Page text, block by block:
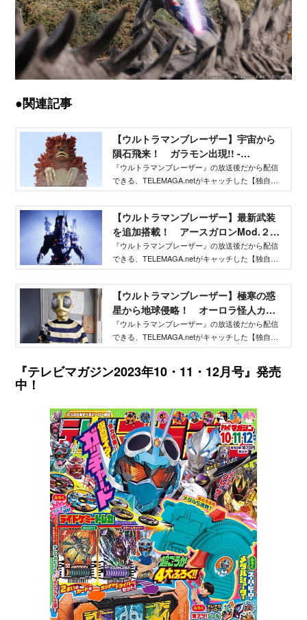
●関連記事
【ウルトラマンブレーザー】宇宙から
隕石飛来！ ガラモン出現!! -
TELEMAGA.net｜講談社
『ウルトラマンブレーザー』の放送後だから配信
できる、TELEMAGA.netがキャッチした【独自】
情報が満載です！
【ウルトラマンブレーザー】最新武装
を追加搭載！ アースガロンMod.２登
場!! - TELEMAGA.net｜講談社
『ウルトラマンブレーザー』の放送後だから配信
できる、TELEMAGA.netがキャッチした【独自】
情報が満載です！
【ウルトラマンブレーザー】極寒の惑
星から地球侵略！ オーロラ怪人カナ
ン星人 - TELEMAGA.net｜講談社
『ウルトラマンブレーザー』の放送後だから配信
できる、TELEMAGA.netがキャッチした【独自】
情報が満載です！
『テレビマガジン2023年10・11・12月号』発売
中！